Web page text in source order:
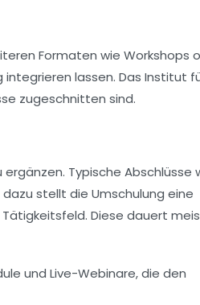
Formaten wie Workshops
integrieren lassen. Das Institut
zugeschnitten sind.
Typische Abschlüsse
dazu stellt die Umschulung eine
Diese dauert
und Live-Webinare, die den